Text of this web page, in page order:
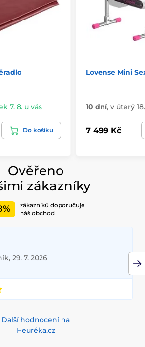
7. 8. u vás
Do košíku
Lovense Mini
10 dní, v úterý
7 499 Kč
Ověřeno
zákazníky
zákazníků doporučuje
náš obchod
29. 7. 2026
Další hodnocení na
Heuréka.cz